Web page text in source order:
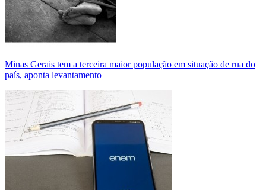
Minas Gerais tem a terceira maior população em situação de rua do
país, aponta levantamento